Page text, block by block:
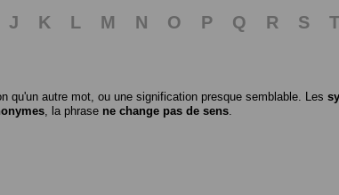
J K L M N O P Q R S T
qu'un autre mot, ou une signification presque semblable. Les
, la phrase ne change pas de sens